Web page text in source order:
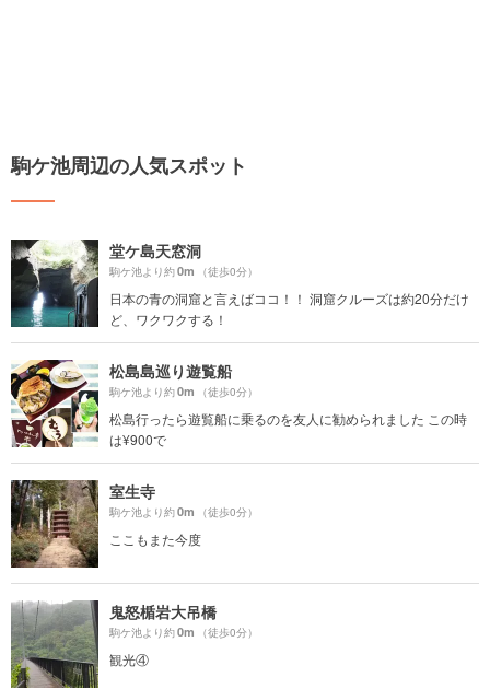
駒ケ池周辺の人気スポット
堂ケ島天窓洞
駒ケ池より約0m （徒歩0分）
日本の青の洞窟と言えばココ！！ 洞窟クルーズは約20分だけ
ど、ワクワクする！
松島島巡り遊覧船
駒ケ池より約0m （徒歩0分）
松島行ったら遊覧船に乗るのを友人に勧められました この時
は¥900で
室生寺
駒ケ池より約0m （徒歩0分）
ここもまた今度
鬼怒楯岩大吊橋
駒ケ池より約0m （徒歩0分）
観光④